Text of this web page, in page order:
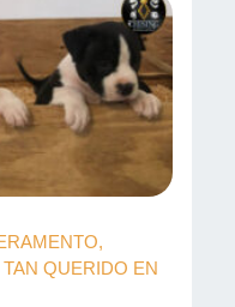
QUERIDO EN